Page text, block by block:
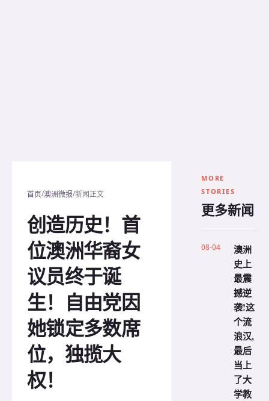
首页/澳洲微报/新闻正文
创造历史！首
位澳洲华裔女
议员终于诞
生！自由党因
她锁定多数席
位，独揽大
权！
MORE
STORIES
更多新闻
08-04
澳洲
史上
最震
撼逆
袭!这
个流
浪汉,
最后
当上
了大
学教